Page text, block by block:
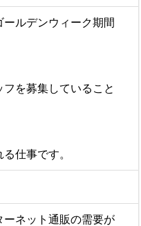
ルデンウィーク期間
を募集していること
仕事です。
ーネット通販の需要が